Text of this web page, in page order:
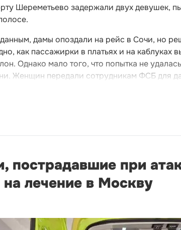
Шереметьево задержали двух девушек,
дамы опоздали на рейс в Сочи, но
как пассажирки в платьях и на
Однако мало того, что попытка не
Женщин передали сотрудникам ФСБ для
пострадавшие при
лечение в Москву